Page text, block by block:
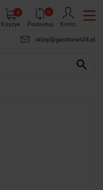
Koszyk
0 0
Porównaj
Konto
sklep@gastronet24.pl
